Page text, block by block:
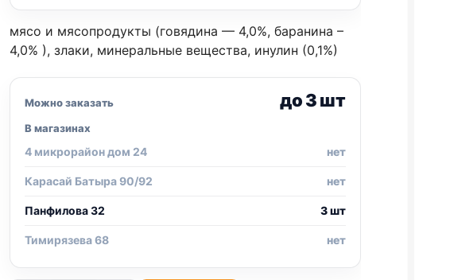
мясо и мясопродукты (говядина — 4,0%, баранина –
4,0% ), злаки, минеральные вещества, инулин (0,1%)
Можно заказать до 3 шт
В магазинах
4 микрорайон дом 24 нет
Карасай Батыра 90/92 нет
Панфилова 32 3 шт
Тимирязева 68 нет